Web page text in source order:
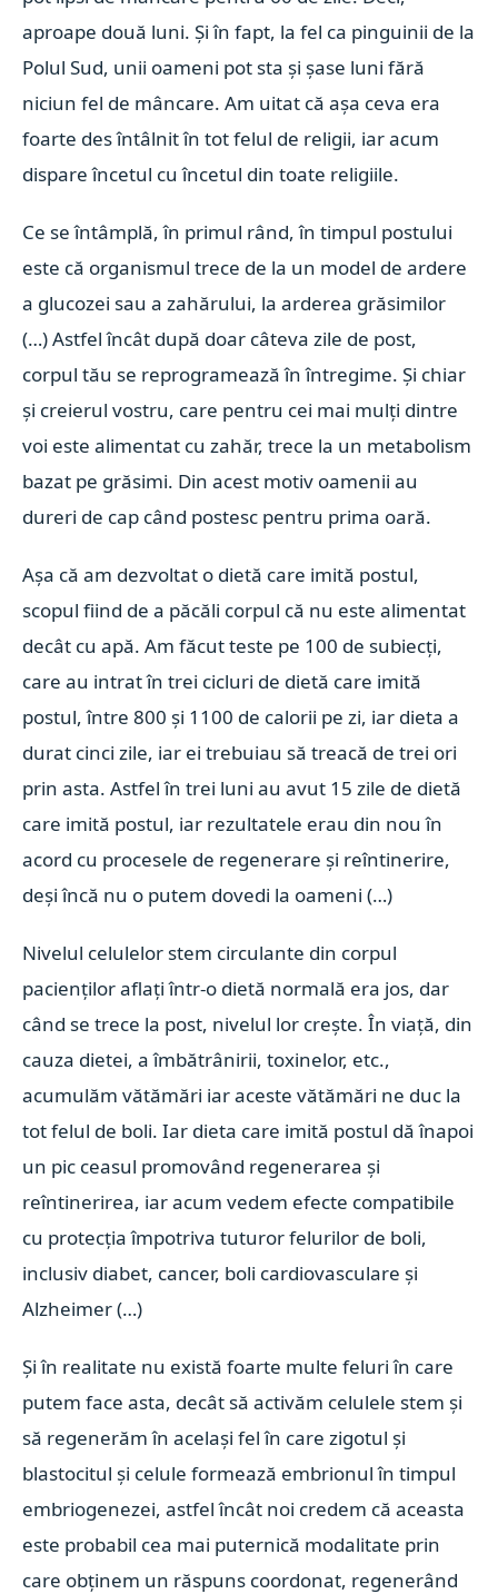
aproape două luni. Și în fapt, la fel ca pinguinii de la
Polul Sud, unii oameni pot sta și șase luni fără
niciun fel de mâncare. Am uitat că așa ceva era
foarte des întâlnit în tot felul de religii, iar acum
dispare încetul cu încetul din toate religiile.
Ce se întâmplă, în primul rând, în timpul postului
este că organismul trece de la un model de ardere
a glucozei sau a zahărului, la arderea grăsimilor
(…) Astfel încât după doar câteva zile de post,
corpul tău se reprogramează în întregime. Și chiar
și creierul vostru, care pentru cei mai mulți dintre
voi este alimentat cu zahăr, trece la un metabolism
bazat pe grăsimi. Din acest motiv oamenii au
dureri de cap când postesc pentru prima oară.
Așa că am dezvoltat o dietă care imită postul,
scopul fiind de a păcăli corpul că nu este alimentat
decât cu apă. Am făcut teste pe 100 de subiecți,
care au intrat în trei cicluri de dietă care imită
postul, între 800 și 1100 de calorii pe zi, iar dieta a
durat cinci zile, iar ei trebuiau să treacă de trei ori
prin asta. Astfel în trei luni au avut 15 zile de dietă
care imită postul, iar rezultatele erau din nou în
acord cu procesele de regenerare și reîntinerire,
deși încă nu o putem dovedi la oameni (…)
Nivelul celulelor stem circulante din corpul
pacienților aflați într-o dietă normală era jos, dar
când se trece la post, nivelul lor crește. În viață, din
cauza dietei, a îmbătrânirii, toxinelor, etc.,
acumulăm vătămări iar aceste vătămări ne duc la
tot felul de boli. Iar dieta care imită postul dă înapoi
un pic ceasul promovând regenerarea și
reîntinerirea, iar acum vedem efecte compatibile
cu protecția împotriva tuturor felurilor de boli,
inclusiv diabet, cancer, boli cardiovasculare și
Alzheimer (…)
Și în realitate nu există foarte multe feluri în care
putem face asta, decât să activăm celulele stem și
să regenerăm în același fel în care zigotul și
blastocitul și celule formează embrionul în timpul
embriogenezei, astfel încât noi credem că aceasta
este probabil cea mai puternică modalitate prin
care obținem un răspuns coordonat, regenerând